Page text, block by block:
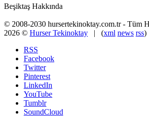
Beşiktaş Hakkında
© 2008-2030 hursertekinoktay.com.tr - Tüm
2026 © Hurser Tekinoktay | (xml news rss)
RSS
Facebook
Twitter
Pinterest
LinkedIn
YouTube
Tumblr
SoundCloud